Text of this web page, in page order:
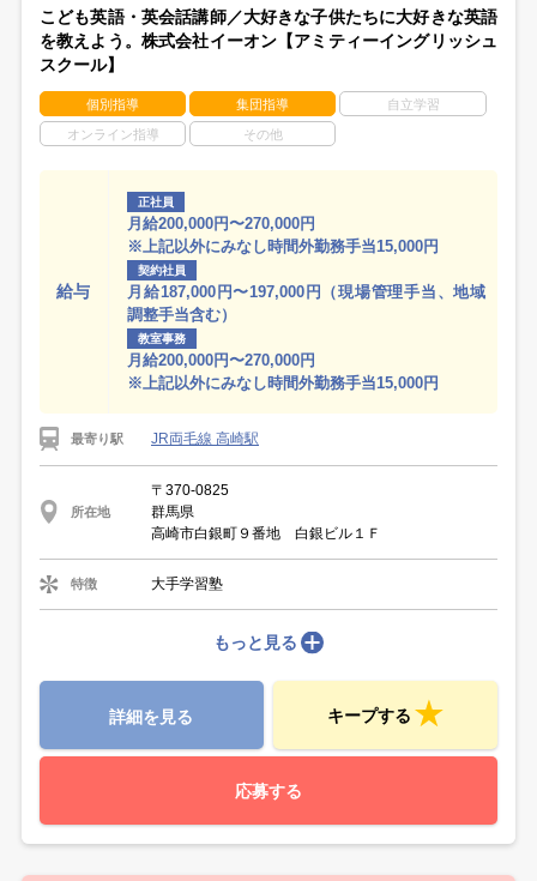
こども英語・英会話講師／大好きな子供たちに大好きな英語
を教えよう。株式会社イーオン【アミティーイングリッシュ
スクール】
個別指導 集団指導 自立学習
オンライン指導 その他
給与
正社員
月給200,000円〜270,000円
※上記以外にみなし時間外勤務手当15,000円
契約社員
月給187,000円〜197,000円（現場管理手当、地域
調整手当含む）
教室事務
月給200,000円〜270,000円
※上記以外にみなし時間外勤務手当15,000円
最寄り駅 JR両毛線 高崎駅
所在地
〒370-0825
群馬県
高崎市白銀町９番地 白銀ビル１Ｆ
特徴 大手学習塾
もっと見る
詳細を見る キープする
応募する